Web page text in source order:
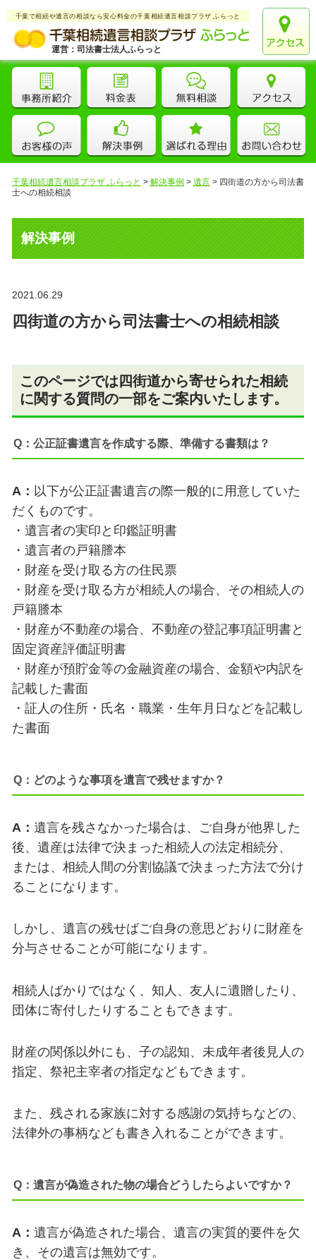
千葉で相続や遺言の相談なら安心料金の千葉相続遺言相談プラザ ふらっと
運営：司法書士法人ふらっと
千葉相続遺言相談プラザ ふらっと > 解決事例 > 遺言> 四街道の方から司法書
士への相続相談
解決事例
2021.06.29
四街道の方から司法書士への相続相談
このページでは四街道から寄せられた相続
に関する質問の一部をご案内いたします。
Q：公正証書遺言を作成する際、準備する書類は？
A： 以下が公正証書遺言の際一般的に用意していた
だくものです。
・遺言者の実印と印鑑証明書
・遺言者の戸籍謄本
・財産を受け取る方の住民票
・財産を受け取る方が相続人の場合、その相続人の
戸籍謄本
・財産が不動産の場合、不動産の登記事項証明書と
固定資産評価証明書
・財産が預貯金等の金融資産の場合、金額や内訳を
記載した書面
・証人の住所・氏名・職業・生年月日などを記載し
た書面
Q：どのような事項を遺言で残せますか？
A： 遺言を残さなかった場合は、ご自身が他界した
後、遺産は法律で決まった相続人の法定相続分、
または、相続人間の分割協議で決まった方法で分け
ることになります。
しかし、遺言の残せばご自身の意思 どおりに財産を
分与させることが可能になります。
相続人ばかりではなく、知人、友人に遺贈したり、
団体に寄付したりすることもできます。
財産の関係以外にも、子の認知、未成年者後見人の
指定、 祭祀主宰者の指定などもできます。
また、残される家族に対する感謝の気持ちなどの、
法律外の事柄なども書き入れることができます。
Q：遺言が偽造された物の場合どうしたらよいですか？
A： 遺言が偽造された場合、遺言の実質的要件を欠
き、その遺言は無効です。